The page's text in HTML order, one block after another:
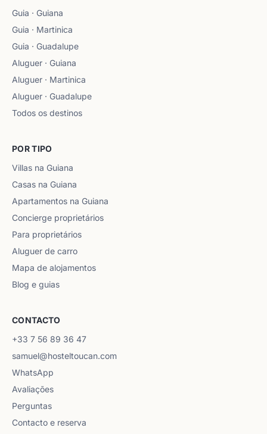
Guia · Guiana
Guia · Martinica
Guia · Guadalupe
Aluguer · Guiana
Aluguer · Martinica
Aluguer · Guadalupe
Todos os destinos
POR TIPO
Villas na Guiana
Casas na Guiana
Apartamentos na Guiana
Concierge proprietários
Para proprietários
Aluguer de carro
Mapa de alojamentos
Blog e guias
CONTACTO
+33 7 56 89 36 47
samuel@hosteltoucan.com
WhatsApp
Avaliações
Perguntas
Contacto e reserva